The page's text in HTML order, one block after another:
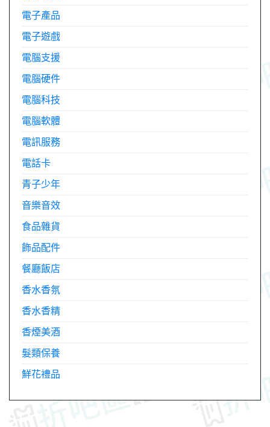
電子產品
電子遊戲
電腦支援
電腦硬件
電腦科技
電腦軟體
電訊服務
電話卡
青子少年
音樂音效
食品雜貨
飾品配件
餐廳飯店
香水香氛
香水香精
香煙美酒
髮類保養
鮮花禮品